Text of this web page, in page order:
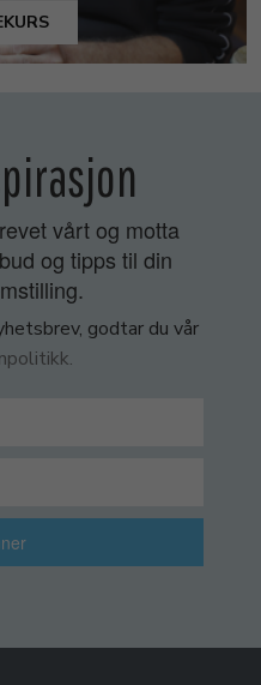
vårt og motta
og tipps til din
godtar du vår